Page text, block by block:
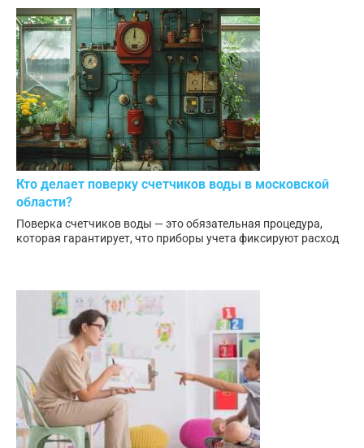
Кто делает поверку счетчиков воды в московской
области?
Поверка счетчиков воды — это обязательная процедура,
которая гарантирует, что приборы учета фиксируют расход